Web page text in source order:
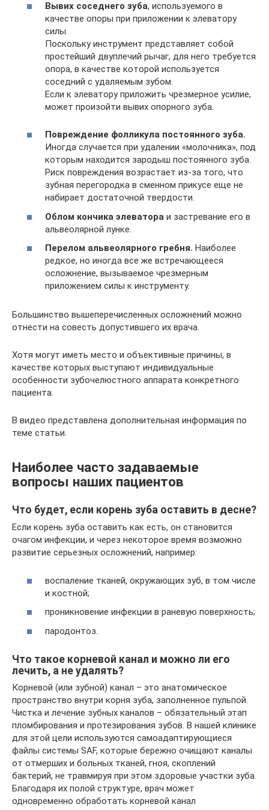
Вывих соседнего зуба, используемого в
качестве опоры при приложении к элеватору
силы.
Поскольку инструмент представляет собой
простейший двуплечий рычаг, для него требуется
опора, в качестве которой используется
соседний с удаляемым зубом.
Если к элеватору приложить чрезмерное усилие,
может произойти вывих опорного зуба.
Повреждение фолликула постоянного зуба.
Иногда случается при удалении «молочника», под
которым находится зародыш постоянного зуба.
Риск повреждения возрастает из-за того, что
зубная перегородка в сменном прикусе еще не
набирает достаточной твердости.
Облом кончика элеватора и застревание его в
альвеолярной лунке.
Перелом альвеолярного гребня. Наиболее
редкое, но иногда все же встречающееся
осложнение, вызываемое чрезмерным
приложением силы к инструменту.
Большинство вышеперечисленных осложнений можно
отнести на совесть допустившего их врача.
Хотя могут иметь место и объективные причины, в
качестве которых выступают индивидуальные
особенности зубочелюстного аппарата конкретного
пациента.
В видео представлена дополнительная информация по
теме статьи.
Наиболее часто задаваемые
вопросы наших пациентов
Что будет, если корень зуба оставить в десне?
Если корень зуба оставить как есть, он становится
очагом инфекции, и через некоторое время возможно
развитие серьезных осложнений, например:
воспаление тканей, окружающих зуб, в том числе
и костной;
проникновение инфекции в раневую поверхность;
пародонтоз.
Что такое корневой канал и можно ли его
лечить, а не удалять?
Корневой (или зубной) канал – это анатомическое
пространство внутри корня зуба, заполненное пульпой.
Чистка и лечение зубных каналов – обязательный этап
пломбирования и протезирования зубов. В нашей клинике
для этой цели используются самоадаптирующиеся
файлы системы SAF, которые бережно очищают каналы
от отмерших и больных тканей, гноя, скоплений
бактерий, не травмируя при этом здоровые участки зуба.
Благодаря их полой структуре, врач может
одновременно обработать корневой канал